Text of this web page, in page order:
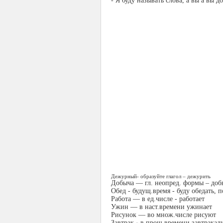
Дежурный- образуйте глагол – дежурить
Добыча — гл. неопред. формы –
Обед - будущ.время - буду обедать,
Работа — в ед.числе - работает
Ужин — в наст.времени ужинает
Рисунок — во множ.числе рисуют